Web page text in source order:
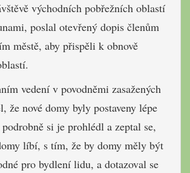
východních pobřežních oblastí
poslal otevřený dopis členům
městě, aby přispěli k obnově
vedení v povodněmi zasažených
že nové domy byly postaveny lépe
si je prohlédl a zeptal se,
líbí, s tím, že by domy měly být
pro bydlení lidu, a dotazoval se